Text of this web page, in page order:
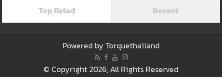
Top Rated
Recent
Powered by Torquethailand
© Copyright 2026, All Rights Reserved